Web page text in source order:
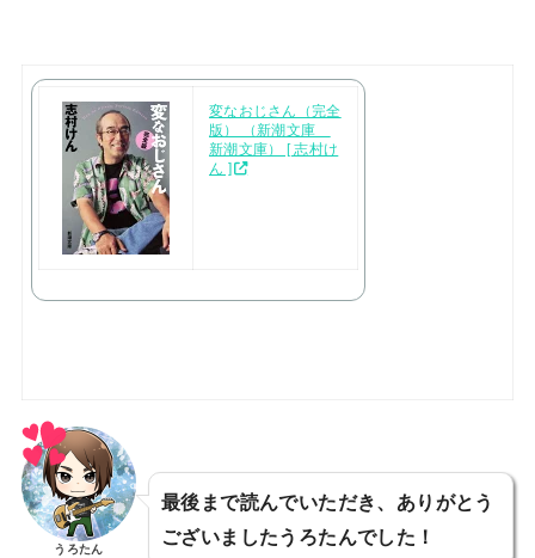
変なおじさん（完全
版） （新潮文庫
新潮文庫） [ 志村け
ん ]
うろたん
最後まで読んでいただき、ありがとう
ございましたうろたんでした！